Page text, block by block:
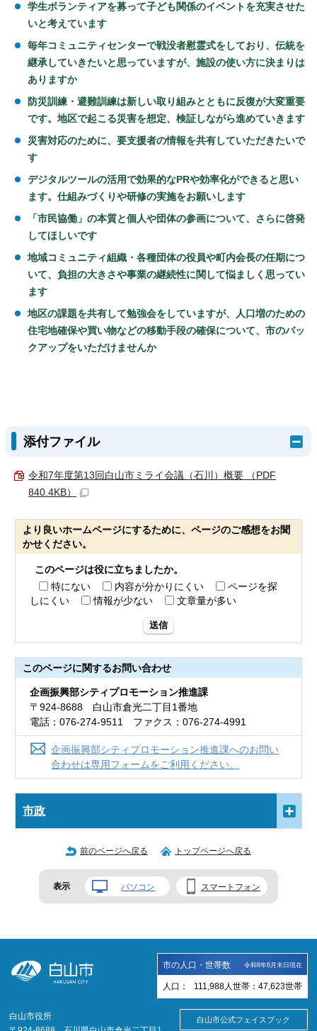
学生ボランティアを募って子ども関係のイベントを充実させた
いと考えています
毎年コミュニティセンターで戦没者慰霊式をしており、伝統を
継承していきたいと思っていますが、施設の使い方に決まりは
ありますか
防災訓練・避難訓練は新しい取り組みとともに反復が大変重要
です。地区で起こる災害を想定、検証しながら進めていきます
災害対応のために、要支援者の情報を共有していただきたいで
す
デジタルツールの活用で効果的なPRや効率化ができると思い
ます。仕組みづくりや研修の実施をお願いします
「市民協働」の本質と個人や団体の参画について、さらに啓発
してほしいです
地域コミュニティ組織・各種団体の役員や町内会長の任期につ
いて、負担の大きさや事業の継続性に関して悩ましく思ってい
ます
地区の課題を共有して勉強会をしていますが、人口増のための
住宅地確保や買い物などの移動手段の確保について、市のバッ
クアップをいただけませんか
添付ファイル
令和7年度第13回白山市ミライ会議（石川）概要 （PDF
840.4KB）
より良いホームページにするために、ページのご感想をお聞
かせください。
このページは役に立ちましたか。
特にない
内容が分かりにくい
ページを探
しにくい
情報が少ない 文章量が多い
送信
このページに関するお問い合わせ
企画振興部シティプロモーション推進課
〒924-8688 白山市倉光二丁目1番地
電話：076-274-9511 ファクス：076-274-4991
企画振興部シティプロモーション推進課へのお問い
合わせは専用フォームをご利用ください。
市政
前のページへ戻る トップページへ戻る
表示 パソコン スマートフォン
市の人口・世帯数 令和8年6月末日現在
人口： 111,988 人 世帯： 47,623世帯
白山市役所
白山市公式フェイスブック